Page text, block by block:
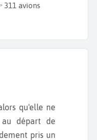
311 avions
départ de
pris un